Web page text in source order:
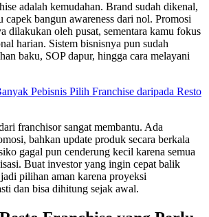
adalah kemudahan. Brand sudah dikenal,
capek bangun awareness dari nol. Promosi
dilakukan oleh pusat, sementara kamu fokus
harian. Sistem bisnisnya pun sudah
baku, SOP dapur, hingga cara melayani
Pebisnis Pilih Franchise daripada Resto
franchisor sangat membantu. Ada
bahkan update produk secara berkala
gagal pun cenderung kecil karena semua
Buat investor yang ingin cepat balik
pilihan aman karena proyeksi
dan bisa dihitung sejak awal.